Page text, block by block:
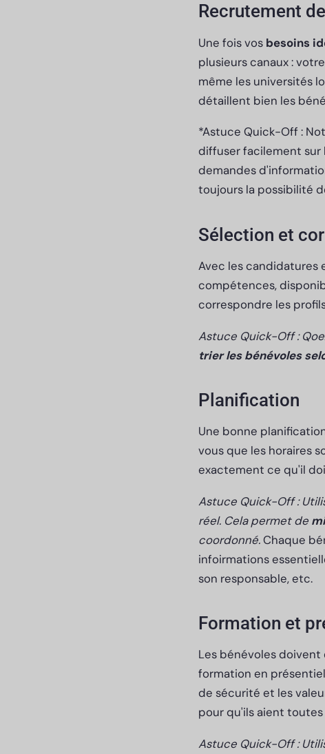
Recrutement
Une fois vos besoins
plusieurs canaux :
même les universités
détaillent bien les
*Astuce Quick-Off :
diffuser facilement sur
demandes
toujours la possibilité
Sélection et
Avec les candidatures
compétences,
correspondre les
Astuce Quick-Off :
trier les bénévoles
Planification
Une bonne
vous que les horaires
exactement ce qu'il
Astuce Quick-Off :
réel. Cela permet de
coordonné.Chaque
infoirmations
son responsable, etc.
Formation et
Les bénévoles doivent
formation en
de sécurité et les
pour qu'ils aient
Astuce Quick-Off :